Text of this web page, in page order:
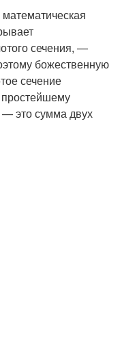
сечения, —
божественную
сечение
это сумма двух